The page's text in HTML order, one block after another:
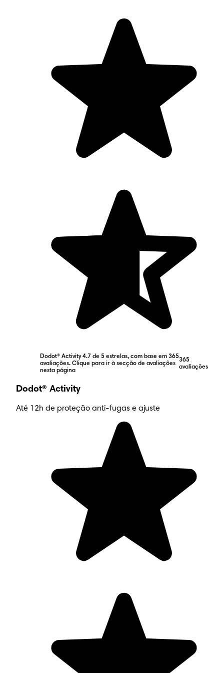
Dodot® Activity 4.7 de 5 estrelas, com base em 365
avaliações. Clique para ir à secção de avaliações
nesta página
365
avaliações
Dodot® Activity
Até 12h de proteção anti-fugas e ajuste